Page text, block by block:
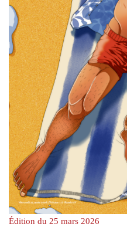
Édition du 25 mars 2026